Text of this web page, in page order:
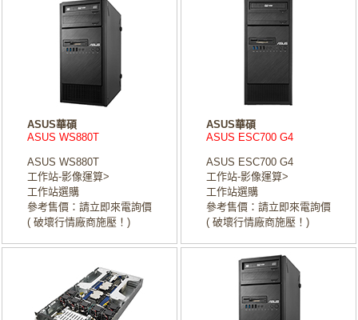
ASUS華碩
ASUS WS880T
ASUS WS880T
工作站-影像運算>
工作站選購
參考售價：請立即來電詢價
( 破壞行情廠商施壓！)
ASUS華碩
ASUS ESC700 G4
ASUS ESC700 G4
工作站-影像運算>
工作站選購
參考售價：請立即來電詢價
( 破壞行情廠商施壓！)